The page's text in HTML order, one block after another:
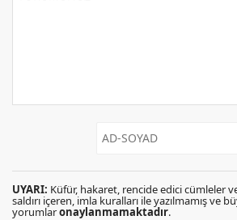
UYARI: Küfür, hakaret, rencide edici cümleler
saldırı içeren, imla kuralları ile yazılmamış ve
yorumlaronaylanmamaktadır.